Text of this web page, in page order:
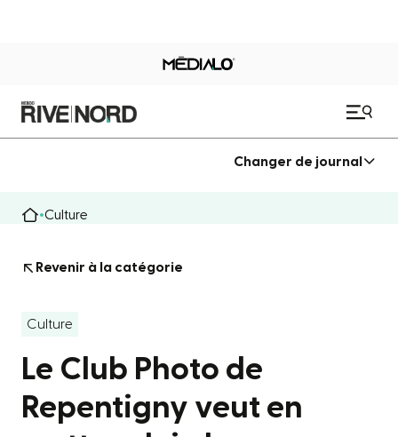
Changer de journal
Culture
Revenir à la catégorie
Culture
Le Club Photo de
Repentigny veut en